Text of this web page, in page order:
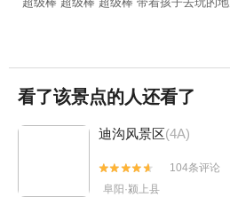
看了该景点的人还看了
迪沟风景区(4A)


104条评论
阜阳·颍上县